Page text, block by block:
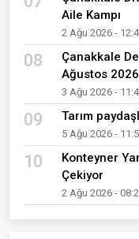
Aile Kampı
2 Ağu 2026 -
08
Çanakkale
Ağustos
3 Ağu 2026 -
09 Tarım
5 Ağu 2026 -
10
Konteyner
Çekiyor
2 Ağu 2026 -